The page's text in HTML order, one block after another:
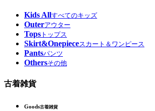
Kids Allすべてのキッズ
Outerアウター
Tops トップス
Skirt&Onepieceスカート＆ワンピース
Pantsパンツ
Othersその他
古着雑貨
Goods古着雑貨